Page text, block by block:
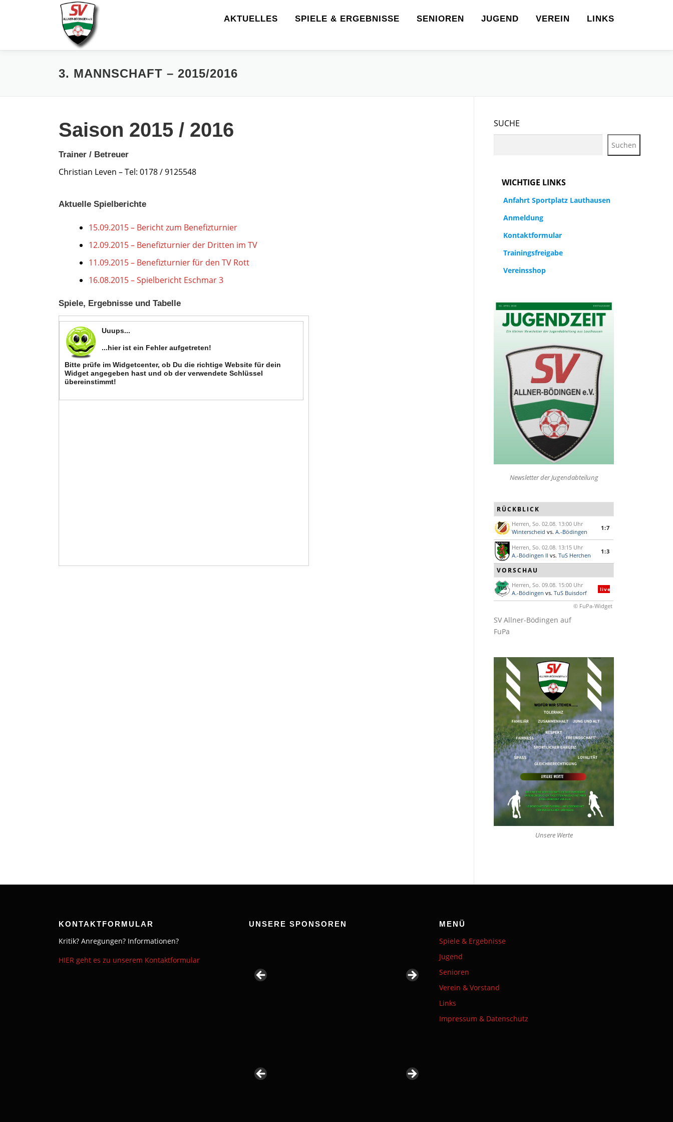
AKTUELLES SPIELE & ERGEBNISSE SENIOREN JUGEND VEREIN LINKS
3. MANNSCHAFT – 2015/2016
Saison 2015 / 2016
Trainer / Betreuer
Christian Leven – Tel: 0178 / 9125548
Aktuelle Spielberichte
15.09.2015 – Bericht zum Benefizturnier
12.09.2015 – Benefizturnier der Dritten im TV
11.09.2015 – Benefizturnier für den TV Rott
16.08.2015 – Spielbericht Eschmar 3
Spiele, Ergebnisse und Tabelle
SUCHE
Suchen
WICHTIGE LINKS
Anfahrt Sportplatz Lauthausen
Anmeldung
Kontaktformular
Trainingsfreigabe
Vereinsshop
Newsletter der Jugendabteilung
RÜCKBLICK
Herren, So. 02.08. 13:00 Uhr
Winterscheid vs. A.-Bödingen
1:7
Herren, So. 02.08. 13:15 Uhr
A.-Bödingen II vs. TuS Herchen
1:3
VORSCHAU
Herren, So. 09.08. 15:00 Uhr
A.-Bödingen vs. TuS Buisdorf live
© FuPa-Widget
SV Allner-Bödingen auf
FuPa
Unsere Werte
KONTAKTFORMULAR
Kritik? Anregungen? Informationen?
HIER geht es zu unserem Kontaktformular
UNSERE SPONSOREN MENÜ
Spiele & Ergebnisse
Jugend
Senioren
Verein & Vorstand
Links
Impressum & Datenschutz